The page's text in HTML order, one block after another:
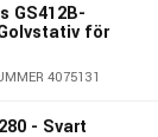
med ett stort
musikstilarna.
GS412B-
för
4075131
- Svart